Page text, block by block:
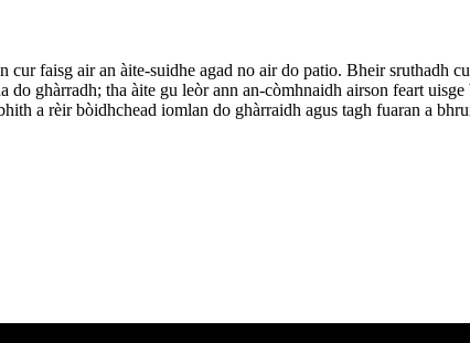
faisg air an àite-suidhe agad no air do patio. Bheir sruthadh
do ghàrradh; tha àite gu leòr ann an-còmhnaidh airson feart
a rèir bòidhchead iomlan do ghàrraidh agus tagh fuaran a